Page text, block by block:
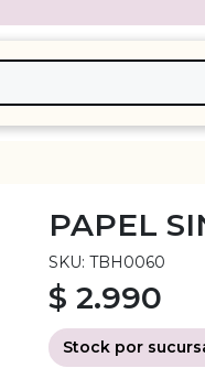
PAPEL
SKU: TBH0060
$ 2.990
Stock por